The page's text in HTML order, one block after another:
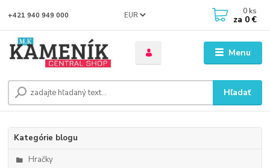
Menu
EUR
Hľadať
+421 940 949 000 0 ks
za 0 €
Kategórie blogu
Hračky